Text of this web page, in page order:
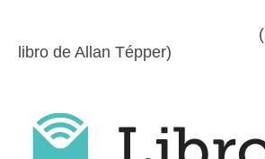
libro de Allan Tépper)